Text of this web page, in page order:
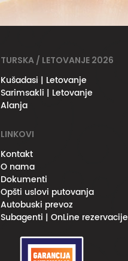
TURSKA / LETOVANJE 2026
Kušadasi | Letovanje
Sarimsakli | Letovanje
Alanja
LINKOVI
Kontakt
O nama
Dokumenti
Opšti uslovi putovanja
Autobuski prevoz
Subagenti | OnLine rezervacije